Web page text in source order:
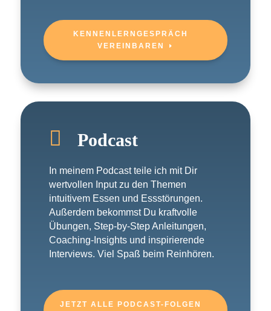
KENNENLERNGESPRÄCH
VEREINBAREN
 Podcast
In meinem Podcast teile ich mit Dir
wertvollen Input zu den Themen
intuitivem Essen und Essstörungen.
Außerdem bekommst Du kraftvolle
Übungen, Step-by-Step Anleitungen,
Coaching-Insights und inspirierende
Interviews. Viel Spaß beim Reinhören.
JETZT ALLE PODCAST-FOLGEN